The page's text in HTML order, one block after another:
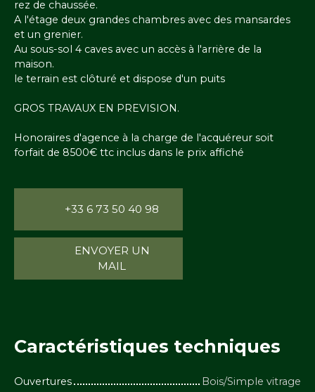
rez de chaussée.
A l'étage deux grandes chambres avec des mansardes
et un grenier.
Au sous-sol 4 caves avec un accès à l'arrière de la
maison.
le terrain est clôturé et dispose d'un puits
GROS TRAVAUX EN PREVISION.
Honoraires d'agence à la charge de l'acquéreur soit
forfait de 8500€ ttc inclus dans le prix affiché
+33 6 73 50 40 98
ENVOYER UN
MAIL
Caractéristiques techniques
Ouvertures
Bois/Simple vitrage